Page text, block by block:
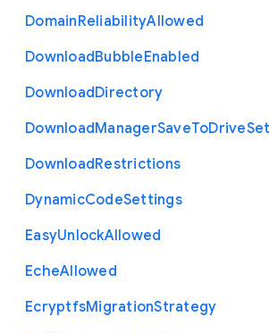
DomainReliabilityAllowed
DownloadBubbleEnabled
DownloadDirectory
DownloadManagerSaveToDrive
DownloadRestrictions
DynamicCodeSettings
EasyUnlockAllowed
EcheAllowed
EcryptfsMigrationStrategy